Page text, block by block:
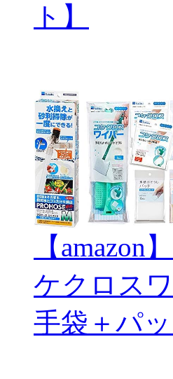
ト】
【
ケクロス
手袋＋パ